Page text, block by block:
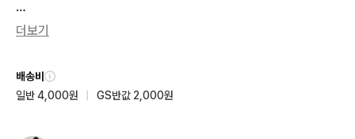
사이즈 57~58 / 미사용
더보기
배송비
일반 4,000원
GS반값 2,000원